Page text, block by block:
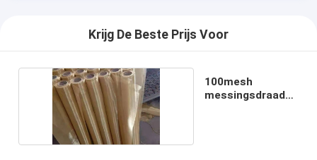
Krijg De Beste Prijs Voor
100mesh
messingsdraad